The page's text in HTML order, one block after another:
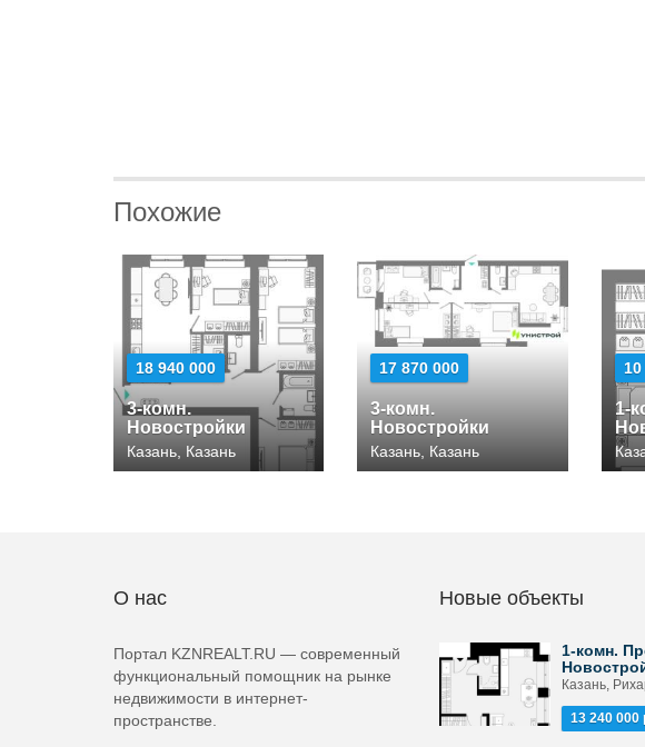
Похожие
18 940 000
3-комн.
Новостройки
Казань, Казань
17 870 000
3-комн.
Новостройки
Казань, Казань
1-
О нас
Портал KZNREALT.RU — современный
функциональный помощник на рынке
недвижимости в интернет-
пространстве.
Новые объекты
1-комн.
Казань,
13 240 000